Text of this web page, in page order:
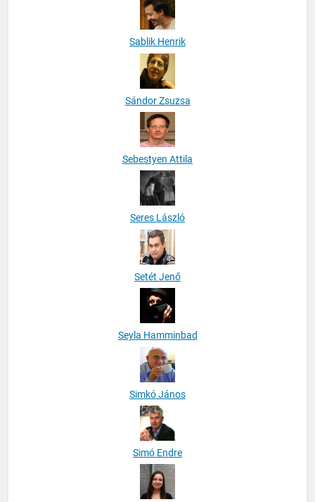
Sablik Henrik
Sándor Zsuzsa
Sebestyen Attila
Seres László
Setét Jenő
Seyla Hamminbad
Simkó János
Simó Endre